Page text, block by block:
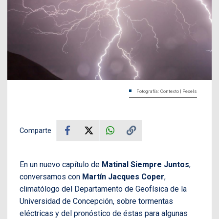
Fotografía: Contexto | Pexels
Comparte
En un nuevo capítulo de Matinal Siempre Juntos,
conversamos con Martín Jacques Coper,
climatólogo del Departamento de Geofísica de la
Universidad de Concepción, sobre tormentas
eléctricas y del pronóstico de éstas para algunas